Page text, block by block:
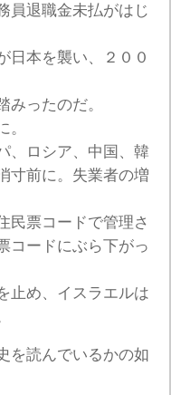
員退職金未払がはじ
日本を襲い、２００
ったのだ。
、ロシア、中国、韓
寸前に。失業者の増
民票コードで管理さ
コードにぶら下がっ
止め、イスラエルは
を読んでいるかの如